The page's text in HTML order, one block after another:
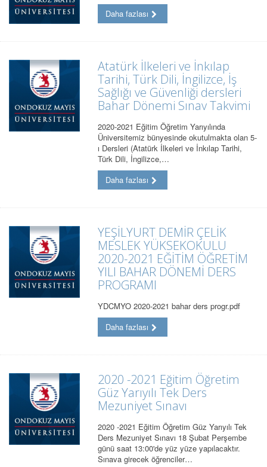
Daha fazlası
Atatürk İlkeleri ve İnkılap
Tarihi, Türk Dili, İngilizce, İş
Sağlığı ve Güvenliği dersleri
Bahar Dönemi Sınav Takvimi
2020-2021 Eğitim Öğretim Yarıyılında
Üniversitemiz bünyesinde okutulmakta olan 5-
ı Dersleri (Atatürk İlkeleri ve İnkılap Tarihi,
Türk Dili, İngilizce,…
Daha fazlası
YEŞİLYURT DEMİR ÇELİK
MESLEK YÜKSEKOKULU
2020-2021 EĞİTİM ÖĞRETİM
YILI BAHAR DÖNEMİ DERS
PROGRAMI
YDCMYO 2020-2021 bahar ders progr.pdf
Daha fazlası
2020 -2021 Eğitim Öğretim
Güz Yarıyılı Tek Ders
Mezuniyet Sınavı
2020 -2021 Eğitim Öğretim Güz Yarıyılı Tek
Ders Mezuniyet Sınavı 18 Şubat Perşembe
günü saat 13:00'de yüz yüze yapılacaktır.
Sınava girecek öğrenciler…